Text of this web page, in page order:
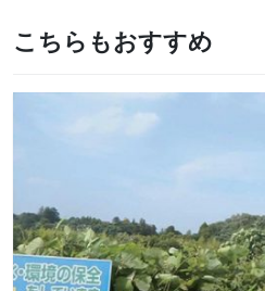
こちらもおすすめ